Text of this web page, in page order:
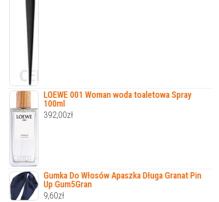
LOEWE 001 Woman woda toaletowa Spray
100ml
392,00zł
Gumka Do Włosów Apaszka Długa Granat Pin
Up Gum5Gran
9,60zł